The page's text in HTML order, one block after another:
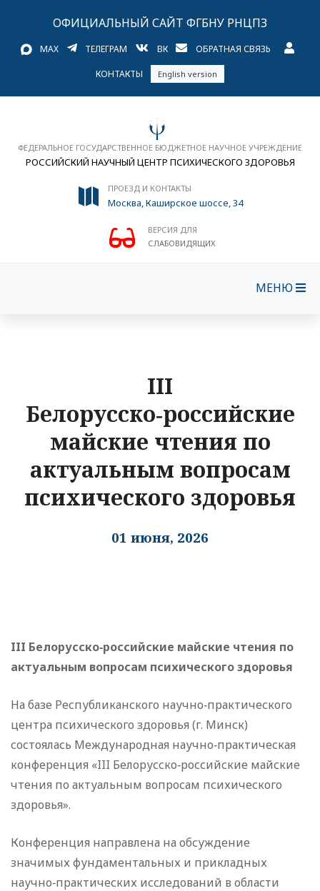
ОФИЦИАЛЬНЫЙ САЙТ ФГБНУ РНЦПЗ
MAX ТЕЛЕГРАМ ВК ОБРАТНАЯ СВЯЗЬ
КОНТАКТЫ English version
ФЕДЕРАЛЬНОЕ ГОСУДАРСТВЕННОЕ БЮДЖЕТНОЕ НАУЧНОЕ УЧРЕЖДЕНИЕ
РОССИЙСКИЙ НАУЧНЫЙ ЦЕНТР ПСИХИЧЕСКОГО ЗДОРОВЬЯ
ПРОЕЗД И КОНТАКТЫ
Москва, Каширское шоссе, 34
ВЕРСИЯ ДЛЯ
СЛАБОВИДЯЩИХ
МЕНЮ
III
Белорусско‑российские
майские чтения по
актуальным вопросам
психического здоровья
01 июня, 2026
III Белорусско‑российские майские чтения по
актуальным вопросам психического здоровья
На базе Республиканского научно‑практического
центра психического здоровья (г. Минск)
состоялась Международная научно‑практическая
конференция «III Белорусско‑российские майские
чтения по актуальным вопросам психического
здоровья».
Конференция направлена на обсуждение
значимых фундаментальных и прикладных
научно‑практических исследований в области